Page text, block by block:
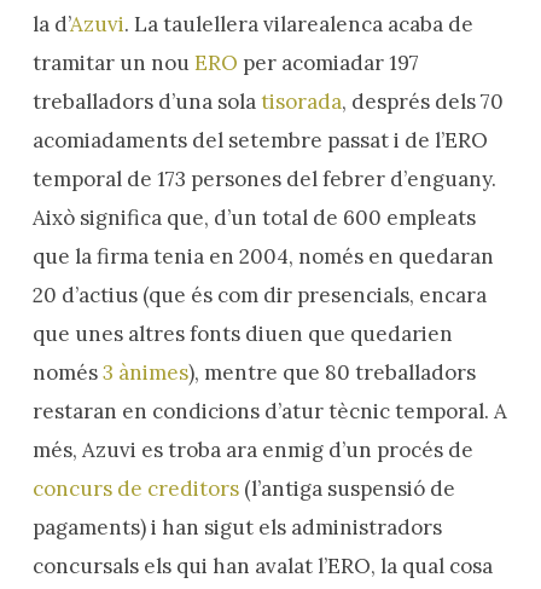
la d’Azuvi. La taulellera vilarealenca acaba de
tramitar un nouERO per acomiadar 197
treballadors d’una solatisorada, després dels 70
acomiadaments del setembre passat i de l’ERO
temporal de 173 persones del febrer d’enguany.
Això significa que, d’un total de 600 empleats
que la firma tenia en 2004, només en quedaran
20 d’actius (que és com dir presencials, encara
que unes altres fonts diuen que quedarien
només3 ànimes), mentre que 80 treballadors
restaran en condicions d’atur tècnic temporal. A
més, Azuvi es troba ara enmig d’un procés de
concurs de creditors(l’antiga suspensió de
pagaments) i han sigut els administradors
concursals els qui han avalat l’ERO, la qual cosa